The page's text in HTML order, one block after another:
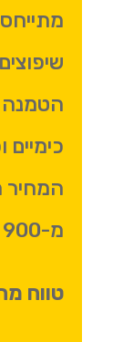
הטמנה
מ-900 ש"ח.
טווח